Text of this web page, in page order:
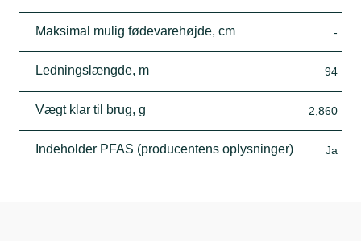
Maksimal mulig fødevarehøjde, cm -
Ledningslængde, m 94
Vægt klar til brug, g 2,860
Indeholder PFAS (producentens oplysninger) Ja